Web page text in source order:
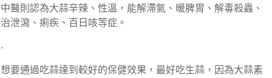
中醫則認為大蒜辛辣、性溫，能解滯氣、暖脾胃、解毒殺蟲、
治泄瀉、痢疾、百日咳等症。
.
想要通過吃蒜達到較好的保健效果，最好吃生蒜，因為大蒜素